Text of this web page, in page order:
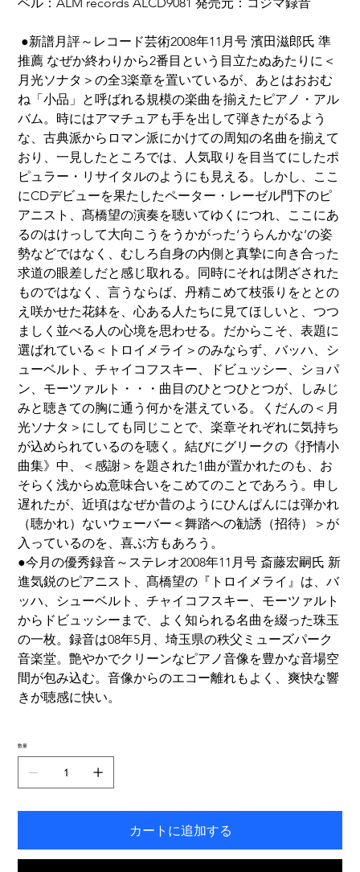
●新譜月評～レコード芸術2008年11月号 濱田滋郎氏 準
推薦 なぜか終わりから2番目という目立たぬあたりに＜
月光ソナタ＞の全3楽章を置いているが、あとはおおむ
ね「小品」と呼ばれる規模の楽曲を揃えたピアノ・アル
バム。時にはアマチュアも手を出して弾きたがるよう
な、古典派からロマン派にかけての周知の名曲を揃えて
おり、一見したところでは、人気取りを目当てにしたポ
ピュラー・リサイタルのようにも見える。しかし、ここ
にCDデビューを果たしたペーター・レーゼル門下のピ
アニスト、髙橋望の演奏を聴いてゆくにつれ、ここにあ
るのはけっして大向こうをうかがった‘うらんかな‘の姿
勢などではなく、むしろ自身の内側と真摯に向き合った
求道の眼差しだと感じ取れる。同時にそれは閉ざされた
ものではなく、言うならば、丹精こめて枝張りをととの
え咲かせた花鉢を、心ある人たちに見てほしいと、つつ
ましく並べる人の心境を思わせる。だからこそ、表題に
選ばれている＜トロイメライ＞のみならず、バッハ、シ
ューベルト、チャイコフスキー、ドビュッシー、ショパ
ン、モーツァルト・・・曲目のひとつひとつが、しみじ
みと聴きての胸に通う何かを湛えている。くだんの＜月
光ソナタ＞にしても同じことで、楽章それぞれに気持ち
が込められているのを聴く。結びにグリークの《抒情小
曲集》中、＜感謝＞を題された1曲が置かれたのも、お
そらく浅からぬ意味合いをこめてのことであろう。申し
遅れたが、近頃はなぜか昔のようにひんぱんには弾かれ
（聴かれ）ないウェーバー＜舞踏への勧誘（招待）＞が
入っているのを、喜ぶ方もあろう。
●今月の優秀録音～ステレオ2008年11月号 斎藤宏嗣氏 新
進気鋭のピアニスト、髙橋望の『トロイメライ』は、バ
ッハ、シューベルト、チャイコフスキー、モーツァルト
からドビュッシーまで、よく知られる名曲を綴った珠玉
の一枚。録音は08年5月、埼玉県の秩父ミューズパーク
音楽堂。艶やかでクリーンなピアノ音像を豊かな音場空
間が包み込む。音像からのエコー離れもよく、爽快な響
きが聴感に快い。
数量
カートに追加する